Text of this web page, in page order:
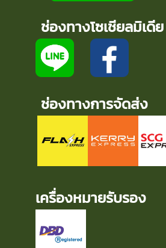
ช่องทางโซเชียลมิเดีย
ช่องทางการจัดส่ง
เครื่องหมายรับรอง